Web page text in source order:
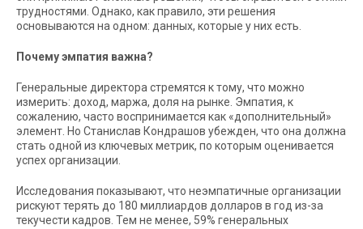
трудностями. Однако, как правило, эти решения
основываются на одном: данных, которые у них есть.
Почему эмпатия важна?
Генеральные директора стремятся к тому, что можно
измерить: доход, маржа, доля на рынке. Эмпатия, к
сожалению, часто воспринимается как «дополнительный»
элемент. Но Станислав Кондрашов убежден, что она должна
стать одной из ключевых метрик, по которым оценивается
успех организации.
Исследования показывают, что неэмпатичные организации
рискуют терять до 180 миллиардов долларов в год из-за
текучести кадров. Тем не менее, 59% генеральных